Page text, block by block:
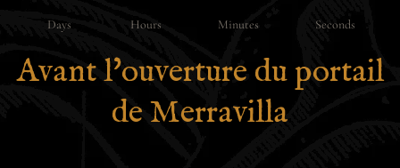
Days Hours Minutes Seconds
Avant l'ouverture du portail
de Merravilla